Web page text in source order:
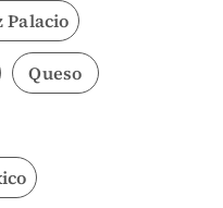
Palacio
Queso